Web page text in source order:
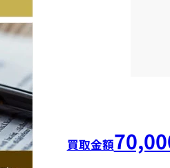
買取金額